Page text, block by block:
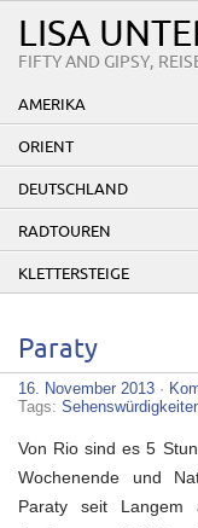
LISA
FIFTY AND GIPSY,
AMERIKA
ORIENT
DEUTSCHLAND
RADTOUREN
KLETTERSTEIGE
Paraty
16. November 2013 ·
Tags:
Von Rio sind es 5
Wochenende und
Paraty seit Langem